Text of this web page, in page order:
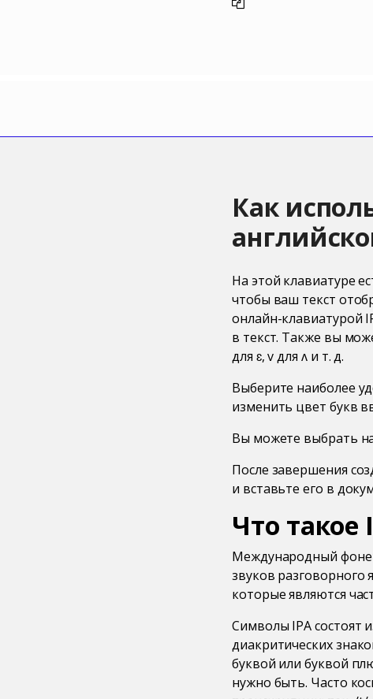
Как
На этой клавиатуре
чтобы ваш текст
онлайн-клавиатурой
в текст. Также вы
для ɛ, v для ʌ и т. д.
Выберите наиболее
изменить цвет букв
Вы можете выбрать
После завершения
и вставьте его в
Что такое
Международный
звуков разговорного
которые являются
Символы IPA состоят
диакритических
буквой или буквой
нужно быть. Часто